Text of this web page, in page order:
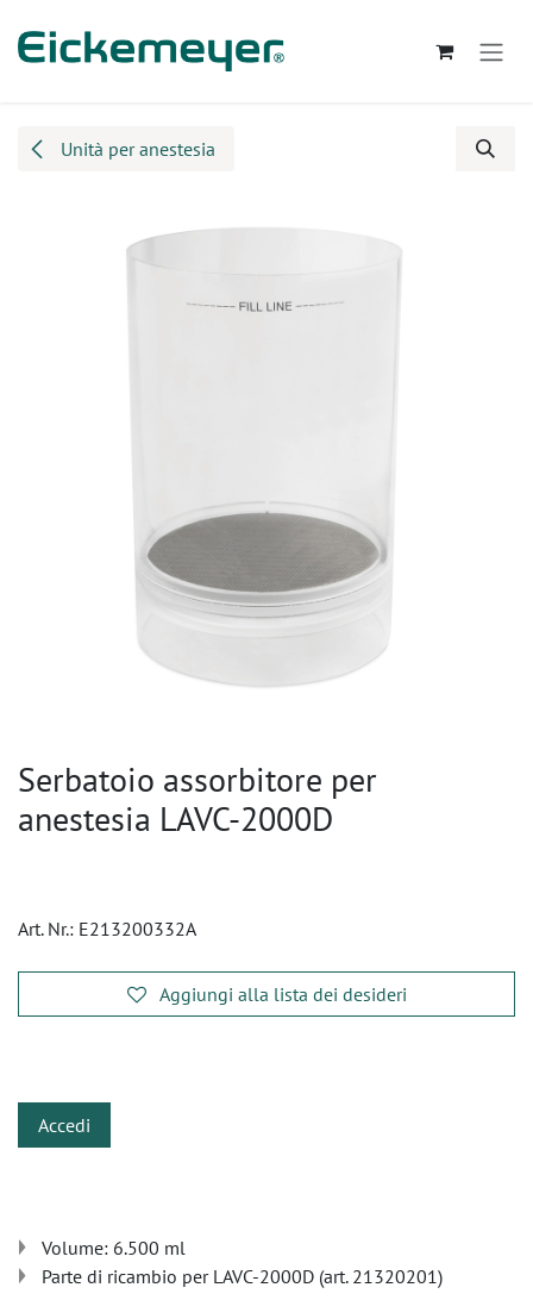
Unità per anestesia
Serbatoio assorbitore per
anestesia LAVC-2000D
Art. Nr.: E213200332A
Aggiungi alla lista dei desideri
Accedi
Volume: 6.500 ml
Parte di ricambio per LAVC-2000D (art. 21320201)